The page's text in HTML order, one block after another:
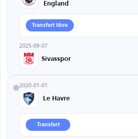
England
Transfert libre
2025-09-07
Sivasspor
2020-01-01
Le Havre
Transfert